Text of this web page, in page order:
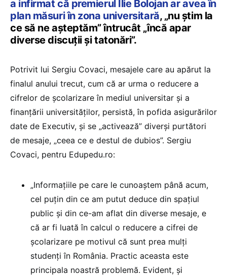
a infirmat că premierul Ilie Bolojan ar avea în
plan măsuri în zona universitară, „nu știm la
ce să ne așteptăm” întrucât „încă apar
diverse discuții și tatonări”.
Potrivit lui Sergiu Covaci, mesajele care au apărut la
finalul anului trecut, cum că ar urma o reducere a
cifrelor de școlarizare în mediul universitar și a
finanțării universităților, persistă, în pofida asigurărilor
date de Executiv, și se „activează” diverși purtători
de mesaje, „ceea ce e destul de dubios”. Sergiu
Covaci, pentru Edupedu.ro:
„Informațiile pe care le cunoaștem până acum,
cel puțin din ce am putut deduce din spațiul
public și din ce-am aflat din diverse mesaje, e
că ar fi luată în calcul o reducere a cifrei de
școlarizare pe motivul că sunt prea mulți
studenți în România. Practic aceasta este
principala noastră problemă. Evident, și